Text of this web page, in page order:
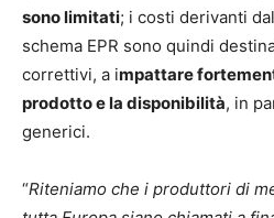
sono limitati; i costi derivanti
schema EPR sono quindi
correttivi, a impattare
prodotto e la disponibilità, in
generici.
“Riteniamo che i produttori di